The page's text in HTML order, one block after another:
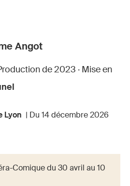
Angot
de 2023 · Mise en
Lyon | Du 14 décembre 2026
Comique du 30 avril au 10